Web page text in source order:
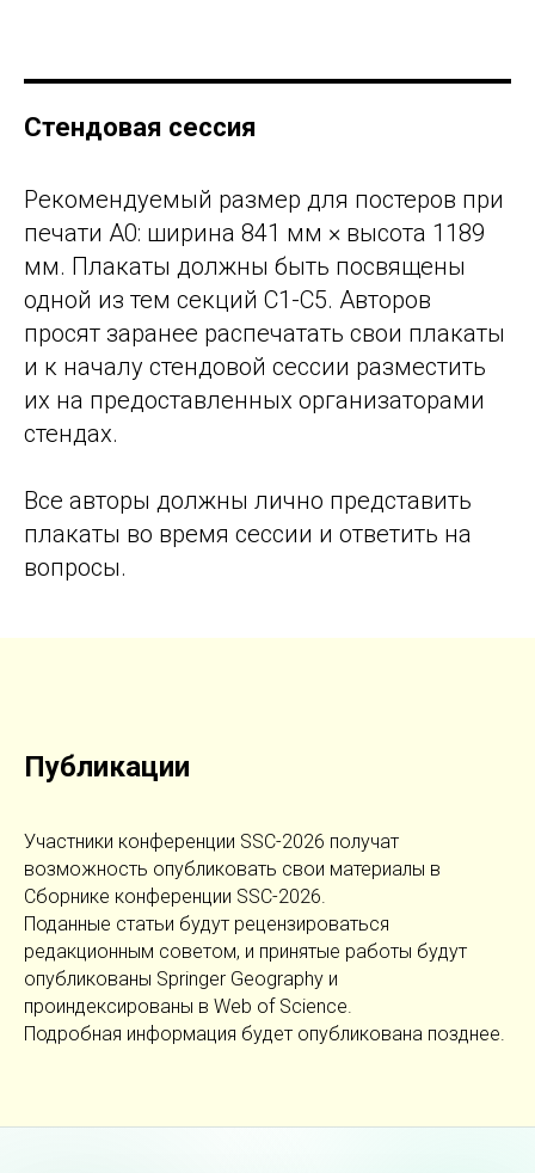
Стендовая сессия
Рекомендуемый размер для постеров при
печати A0: ширина 841 мм × высота 1189
мм. Плакаты должны быть посвящены
одной из тем секций С1-С5. Авторов
просят заранее распечатать свои плакаты
и к началу стендовой сессии разместить
их на предоставленных организаторами
стендах.
Все авторы должны лично представить
плакаты во время сессии и ответить на
вопросы.
Публикации
Участники конференции SSC-2026 получат
возможность опубликовать свои материалы в
Сборнике конференции SSC-2026.
Поданные статьи будут рецензироваться
редакционным советом, и принятые работы будут
опубликованы Springer Geography и
проиндексированы в Web of Science.
Подробная информация будет опубликована позднее.